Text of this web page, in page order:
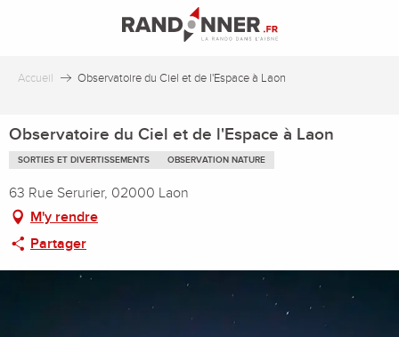
principal
Accueil Observatoire du Ciel et de l'Espace à Laon
Observatoire du Ciel et de l'Espace à Laon
SORTIES ET DIVERTISSEMENTS OBSERVATION NATURE
63 Rue Serurier, 02000 Laon
M'y rendre
Partager